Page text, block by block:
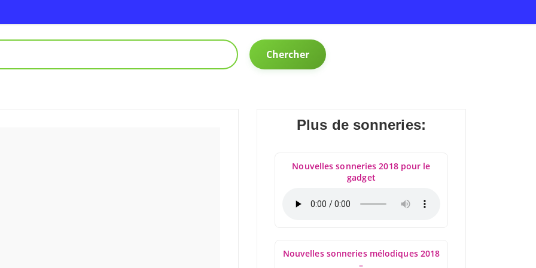
Chercher
Plus de sonneries:
Nouvelles sonneries 2018 pour le
gadget
Nouvelles sonneries mélodiques 2018
–